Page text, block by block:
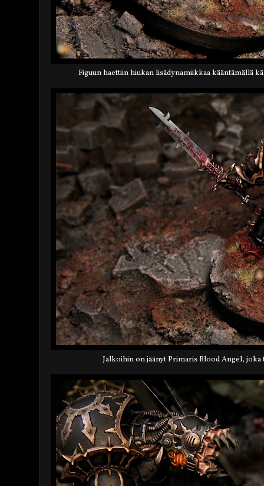
Figuun haettiin hiukan lisädynamiikkaa kääntämällä
Jalkoihin on jäänyt Primaris Blood Angel,